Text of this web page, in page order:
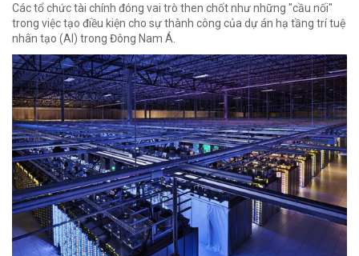
Các tổ chức tài chính đóng vai trò then chốt như những "cầu nối"
trong việc tạo điều kiện cho sự thành công của dự án hạ tầng trí tuệ
nhân tạo (AI) trong Đông Nam Á.